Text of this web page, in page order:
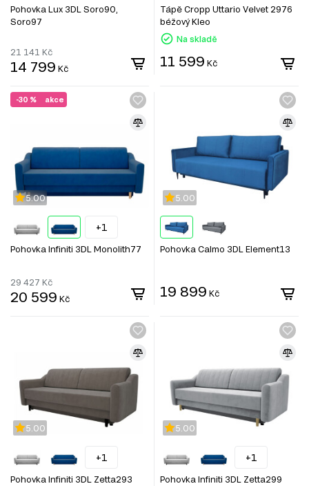
Pohovka Lux 3DL Soro90,
Soro97
21 141 Kč
14 799 Kč
Tápě Cropp Uttario Velvet 2976
béžový Kleo
Na skladě
11 599 Kč
akce
-30 %
5.00
+1
Pohovka Infiniti 3DL Monolith77
29 427 Kč
20 599 Kč
5.00
Pohovka Calmo 3DL Element13
19 899 Kč
5.00
+1
Pohovka Infiniti 3DL Zetta293
5.00
+1
Pohovka Infiniti 3DL Zetta299